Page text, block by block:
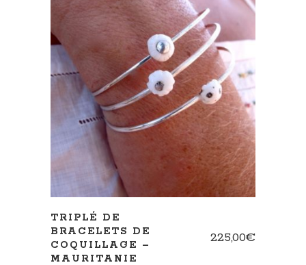
AJOUTER AU PANIER
TRIPLÉ DE
BRACELETS DE
COQUILLAGE –
MAURITANIE
225,00€